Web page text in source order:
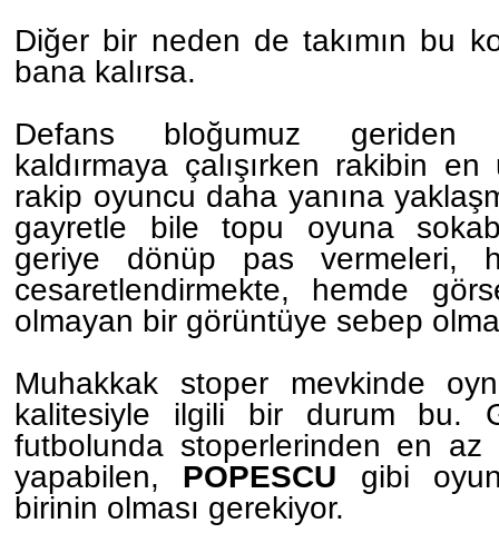
Diğer bir neden de takımın bu
bana kalırsa.
Defans bloğumuz geriden
kaldırmaya çalışırken rakibin
rakip oyuncu daha yanına
gayretle bile topu oyuna
geriye dönüp pas vermeleri,
cesaretlendirmekte, hemde
olmayan bir görüntüye sebep
Muhakkak stoper mevkinde
kalitesiyle ilgili bir durum bu.
futbolunda stoperlerinden en
yapabilen, POPESCU gibi
birinin olması gerekiyor.